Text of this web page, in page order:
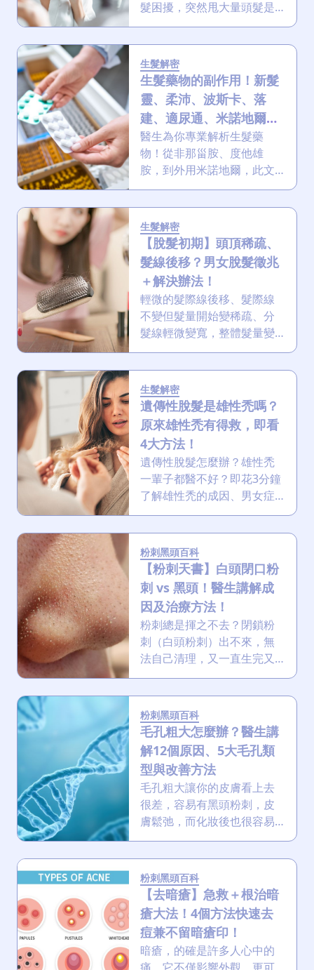
髮困擾，突然甩大量頭髮是
氣血、荷爾蒙還是節食減肥
令身體出了問題？即自我檢
查，6種中醫養髮茶飲及湯
水，令你頭髮愈喝愈多、愈
飲愈靚！
生髮解密
生髮藥物的副作用！新髮
靈、柔沛、波斯卡、落
建、適尿通、米諾地爾有
何分別？
醫生為你專業解析生髮藥
物！從非那甾胺、度他雄
胺，到外用米諾地爾，此文
為你詳細剖析各類生髮藥物
的原理、效果與副作用，助
你更懂得如何解決脫髮困
擾，文末更有獨家優惠！
生髮解密
【脫髮初期】頭頂稀疏、
髮線後移？男女脫髮徵兆
＋解決辦法！
輕微的髮際線後移、髮際線
不變但髮量開始變稀疏、分
髮線輕微變寬，整體髮量變
薄等都是脫髮初期的徵兆，
而男女症狀有別！立即點進
來看看你的脫髮嚴重程度又
如何補救！
生髮解密
遺傳性脫髮是雄性禿嗎？
原來雄性禿有得救，即看
4大方法！
遺傳性脫髮怎麼辦？雄性禿
一輩子都醫不好？即花3分鐘
了解雄性禿的成因、男女症
狀差異，並提供從生活習
慣、頭皮護理到藥物治療、
植髮手術的全面改善方案。
粉刺黑頭百科
【粉刺天書】白頭閉口粉
刺 vs 黑頭！醫生講解成
因及治療方法！
粉刺總是揮之不去？閉鎖粉
刺（白頭粉刺）出不來，無
法自己清理，又一直生完又
生？嚴重影響外觀、自信與
心情？別讓它再困擾你！本
文提供最科學的粉刺解決方
案，從成因、種類到護理與
預防，助你擺脫「面子危
機」！
粉刺黑頭百科
毛孔粗大怎麼辦？醫生講
解12個原因、5大毛孔類
型與改善方法
毛孔粗大讓你的皮膚看上去
很差，容易有黑頭粉刺，皮
膚鬆弛，而化妝後也很容易
卡粉？小編太明白毛孔粗大
的痛處了！油性皮膚者、毛
孔粗大的人要注意了，小編
就帶大家深入了解毛孔粗大
的成因、類型，更會提供一
系列居家護理、醫美療程與
生活習慣調整的建議，一起
由內而外，告別毛孔粗大！
粉刺黑頭百科
【去暗瘡】急救＋根治暗
瘡大法！4個方法快速去
痘兼不留暗瘡印！
暗瘡，的確是許多人心中的